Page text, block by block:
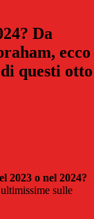
Da
ecco
questi otto
2023 o nel 2024?
sulle